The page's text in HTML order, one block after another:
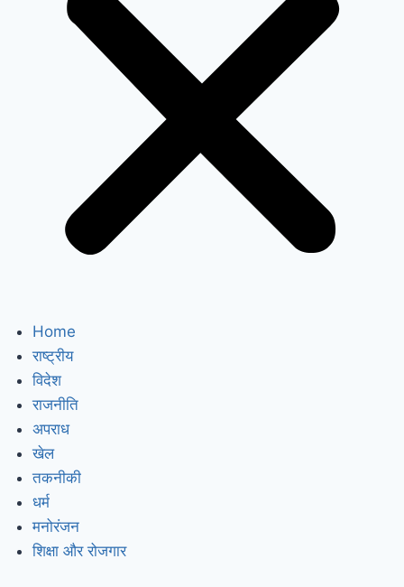
Home
राष्ट्रीय
विदेश
राजनीति
अपराध
खेल
तकनीकी
धर्म
मनोरंजन
शिक्षा और रोजगार